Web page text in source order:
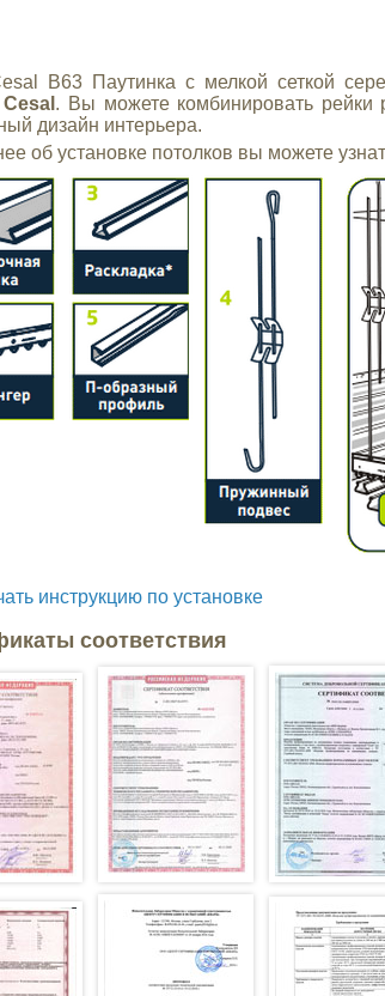
B63 Паутинка с мелкой сеткой
Cesal . Вы можете комбинировать рейки
дизайн интерьера.
об установке потолков вы можете
инструкцию по установке
соответствия